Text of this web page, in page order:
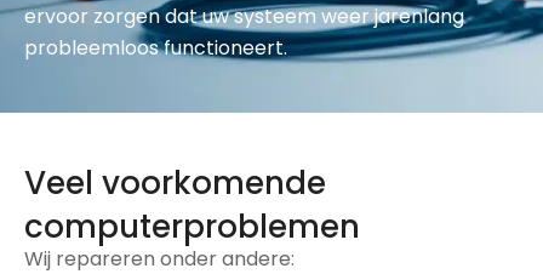
ervoor zorgen dat uw systeem weer jarenlang
probleemloos functioneert.
Veel voorkomende
computerproblemen
Wij repareren onder andere: